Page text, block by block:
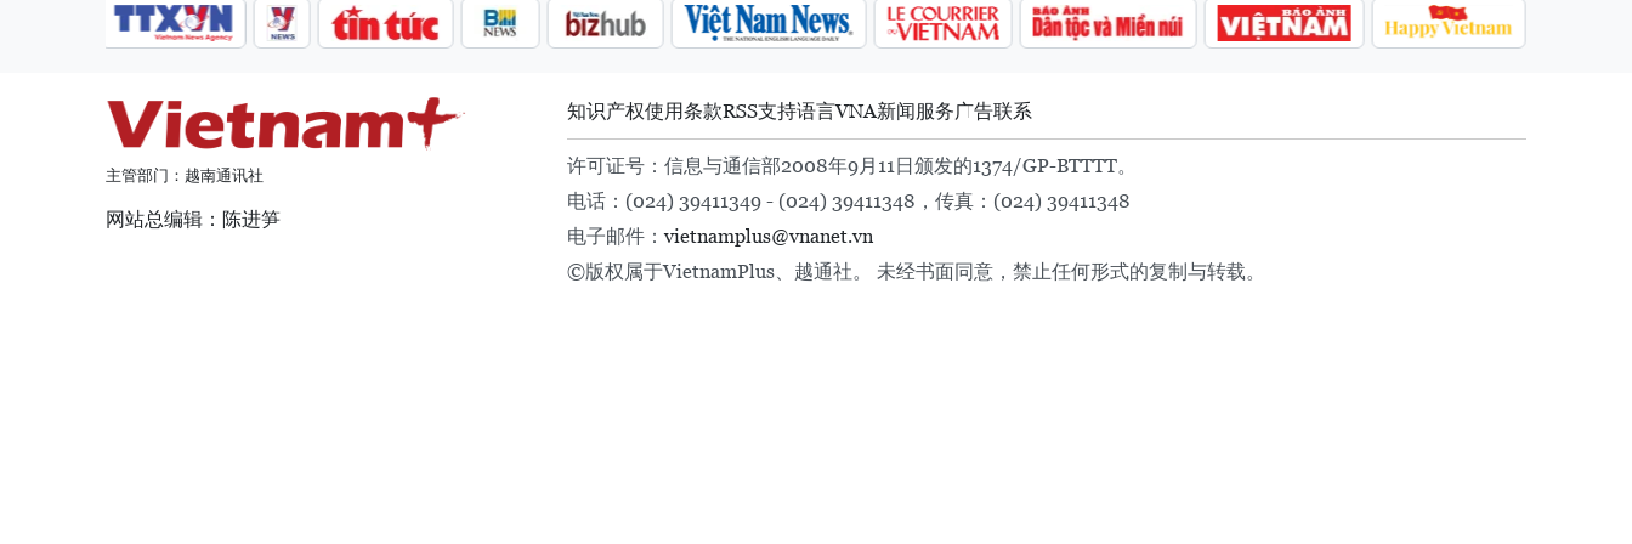
主管部门：越南通讯社
网站总编辑：陈进笋
知识产权使用条款RSS支持语言VNA新闻服务广告联系
许可证号：信息与通信部2008年9月11日颁发的1374/GP-BTTTT。
电话：(024) 39411349 - (024) 39411348，传真：(024) 39411348
电子邮件：vietnamplus@vnanet.vn
©版权属于VietnamPlus、越通社。 未经书面同意，禁止任何形式的复制与转载。